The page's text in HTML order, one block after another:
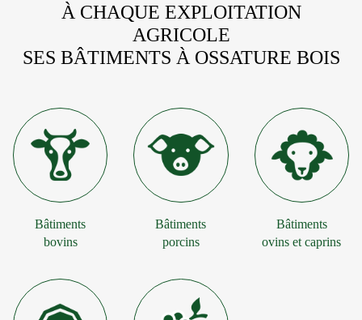
À CHAQUE EXPLOITATION
AGRICOLE
SES BÂTIMENTS À OSSATURE BOIS
Bâtiments
bovins
Bâtiments
porcins
Bâtiments
ovins et caprins